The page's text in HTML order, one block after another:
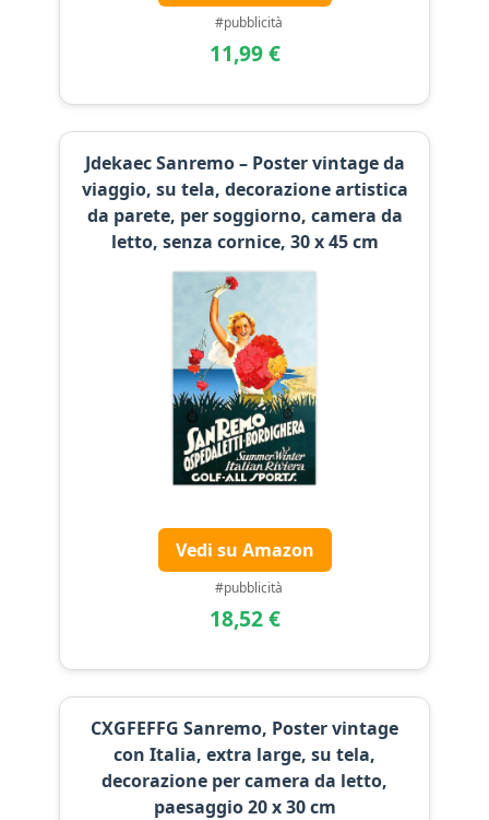
#pubblicità
11,99 €
Jdekaec Sanremo – Poster vintage da
viaggio, su tela, decorazione artistica
da parete, per soggiorno, camera da
letto, senza cornice, 30 x 45 cm
Vedi su Amazon
#pubblicità
18,52 €
CXGFEFFG Sanremo, Poster vintage
con Italia, extra large, su tela,
decorazione per camera da letto,
paesaggio 20 x 30 cm